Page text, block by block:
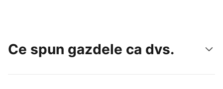
Ce spun gazdele ca dvs.